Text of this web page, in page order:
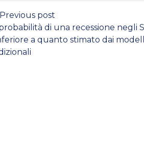
Previous post
di una recessione negli
a quanto stimato dai